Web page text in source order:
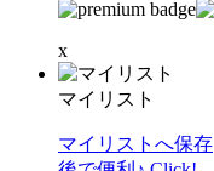
x
マイリスト
マイリストへ保存